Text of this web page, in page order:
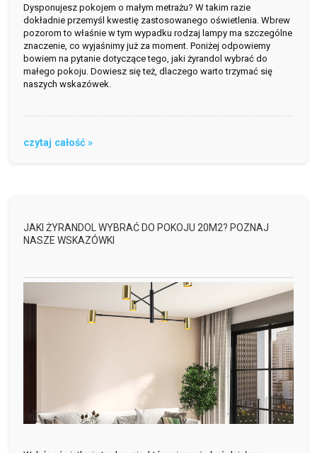
Dysponujesz pokojem o małym metrażu? W takim razie
dokładnie przemyśl kwestię zastosowanego oświetlenia. Wbrew
pozorom to właśnie w tym wypadku rodzaj lampy ma szczególne
znaczenie, co wyjaśnimy już za moment. Poniżej odpowiemy
bowiem na pytanie dotyczące tego, jaki żyrandol wybrać do
małego pokoju. Dowiesz się też, dlaczego warto trzymać się
naszych wskazówek.
czytaj całość »
JAKI ŻYRANDOL WYBRAĆ DO POKOJU 20M2? POZNAJ
NASZE WSKAZÓWKI